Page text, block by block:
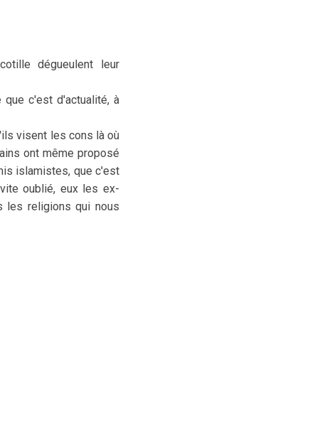
dégueulent leur
c'est d'actualité, à
visent les cons là où
ont même proposé
islamistes, que c'est
oublié, eux les ex-
les religions qui nous